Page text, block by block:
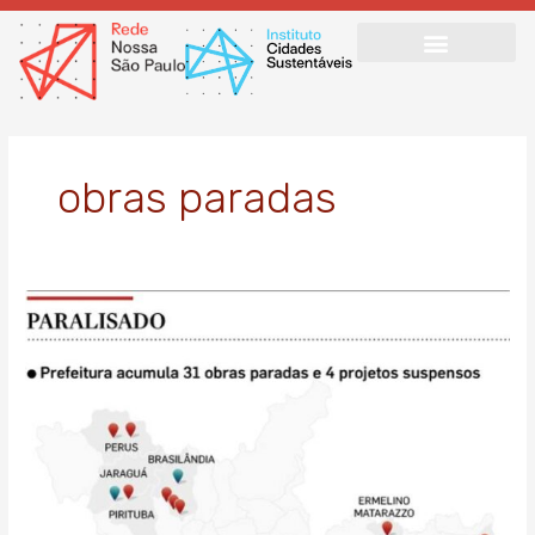
Ir
para
conteúdo
obras paradas
Prefeitura
de
Paulo